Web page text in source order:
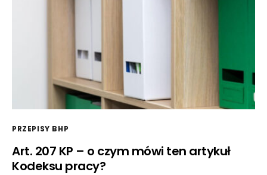
PRZEPISY BHP
Art. 207 KP – o czym mówi ten artykuł
Kodeksu pracy?